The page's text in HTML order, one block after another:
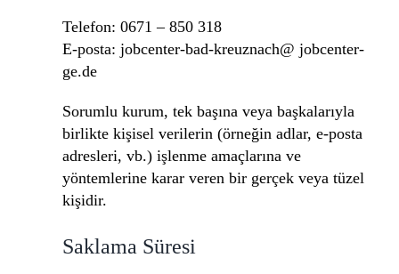
Telefon: 0671 – 850 318
E-posta: jobcenter-bad-kreuznach@ jobcenter-
ge.de
Sorumlu kurum, tek başına veya başkalarıyla
birlikte kişisel verilerin (örneğin adlar, e-posta
adresleri, vb.) işlenme amaçlarına ve
yöntemlerine karar veren bir gerçek veya tüzel
kişidir.
Saklama Süresi